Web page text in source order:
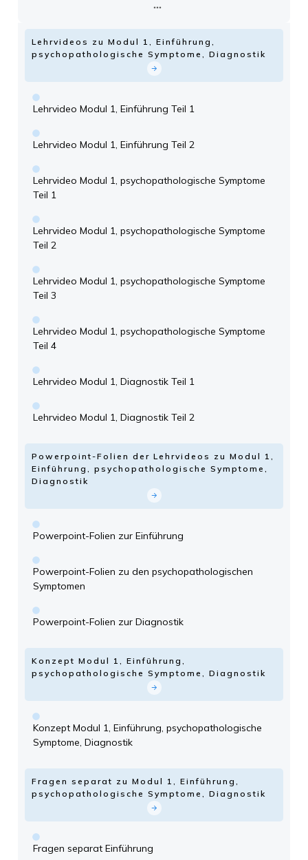
Lehrvideos zu Modul 1, Einführung,
psychopathologische Symptome, Diagnostik
Lehrvideo Modul 1, Einführung Teil 1
Lehrvideo Modul 1, Einführung Teil 2
Lehrvideo Modul 1, psychopathologische Symptome
Teil 1
Lehrvideo Modul 1, psychopathologische Symptome
Teil 2
Lehrvideo Modul 1, psychopathologische Symptome
Teil 3
Lehrvideo Modul 1, psychopathologische Symptome
Teil 4
Lehrvideo Modul 1, Diagnostik Teil 1
Lehrvideo Modul 1, Diagnostik Teil 2
Powerpoint-Folien der Lehrvideos zu Modul 1,
Einführung, psychopathologische Symptome,
Diagnostik
Powerpoint-Folien zur Einführung
Powerpoint-Folien zu den psychopathologischen
Symptomen
Powerpoint-Folien zur Diagnostik
Konzept Modul 1, Einführung,
psychopathologische Symptome, Diagnostik
Konzept Modul 1, Einführung, psychopathologische
Symptome, Diagnostik
Fragen separat zu Modul 1, Einführung,
psychopathologische Symptome, Diagnostik
Fragen separat Einführung